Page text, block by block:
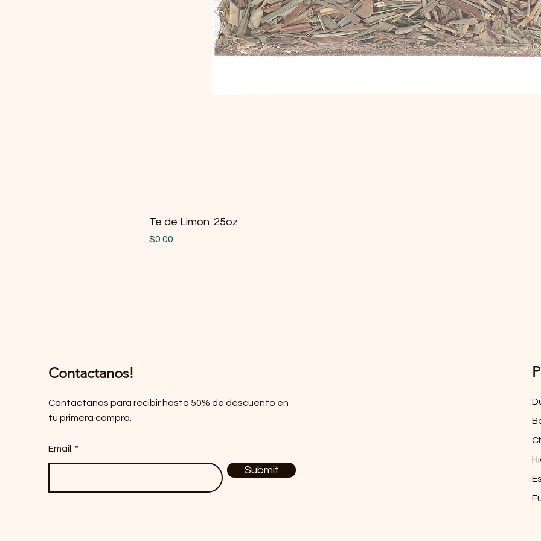
Te de Limon .25oz
Price
$0.00
Contactanos!
Contactanos para recibir hasta 50% de descuento en
tu primera compra.
Email:
Submit